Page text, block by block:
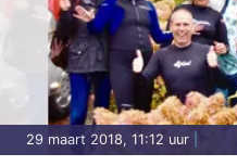
29 maart 2018, 11:12 uur